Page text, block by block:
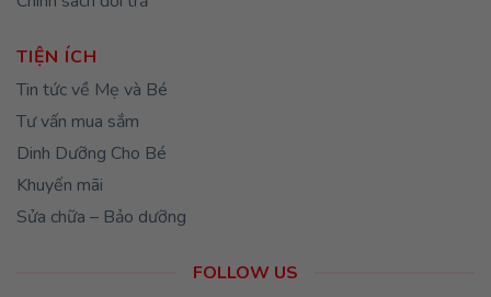
TIỆN ÍCH
Tin tức về Mẹ và Bé
Tư vấn mua sắm
Dinh Dưỡng Cho Bé
Khuyến mãi
Sửa chữa – Bảo dưỡng
FOLLOW US